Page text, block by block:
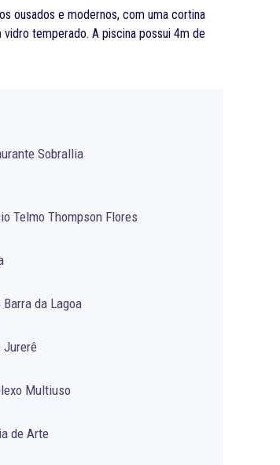
ousados e modernos, com uma cortina
vidro temperado. A piscina possui 4m de
Sobrallia
Telmo Thompson Flores
Barra da Lagoa
Jurerê
Multiuso
de Arte